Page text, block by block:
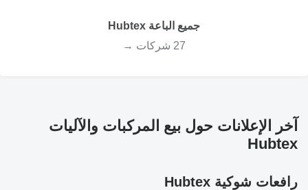
جميع الباعة Hubtex
27 شركات →
آخر الإعلانات حول بيع المركبات والآليات
Hubtex
رافعات شوكية Hubtex